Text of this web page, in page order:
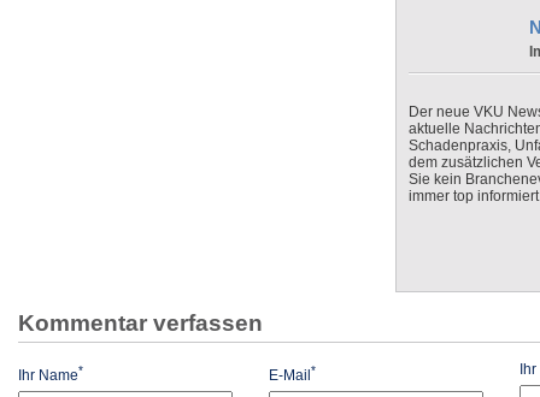
Der neue VKU
aktuelle
Schadenpraxis,
dem zusätzlichen
Sie kein
immer top
Kommentar verfassen
Ihr Name* E-Mail *